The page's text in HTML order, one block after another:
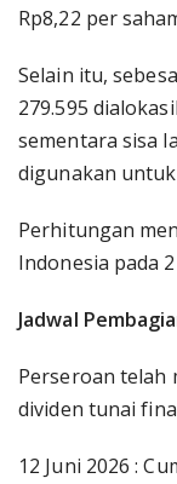
Rp8,22 per
Selain itu,
279.595
sementara sisa
digunakan
Perhitungan
Indonesia pada
Jadwal
Perseroan telah
dividen tunai
12 Juni 2026 :